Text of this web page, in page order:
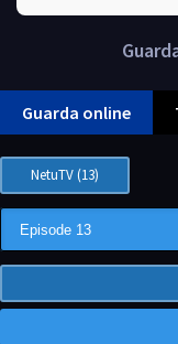
Guarda online
NetuTV (13)